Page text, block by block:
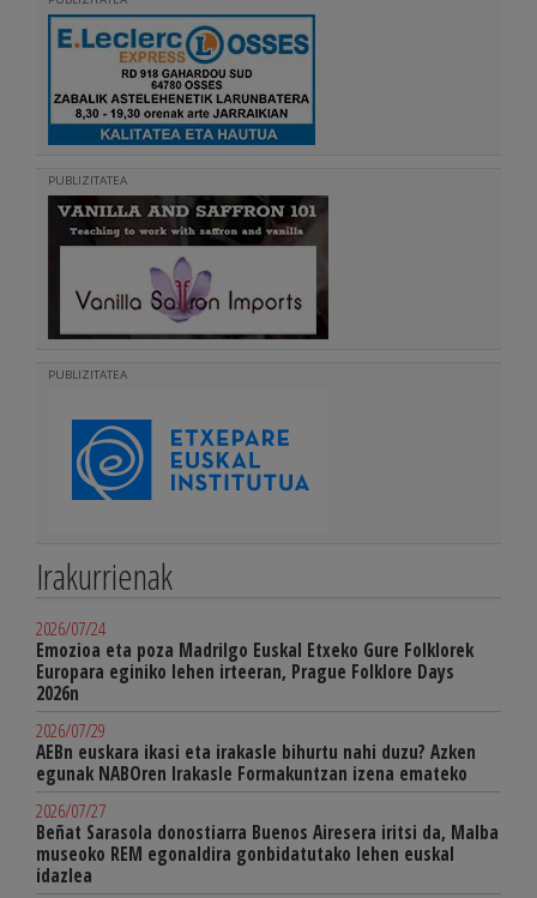
PUBLIZITATEA
PUBLIZITATEA
Irakurrienak
2026/07/24
Emozioa eta poza Madrilgo Euskal Etxeko Gure Folklorek
Europara eginiko lehen irteeran, Prague Folklore Days
2026n
2026/07/29
AEBn euskara ikasi eta irakasle bihurtu nahi duzu? Azken
egunak NABOren Irakasle Formakuntzan izena emateko
2026/07/27
Beñat Sarasola donostiarra Buenos Airesera iritsi da, Malba
museoko REM egonaldira gonbidatutako lehen euskal
idazlea